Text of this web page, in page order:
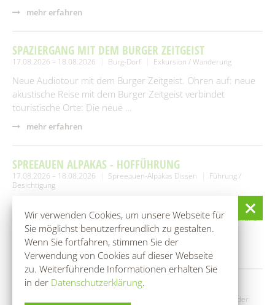
Wir verwenden Cookies, um unsere Webseite für
Sie möglichst benutzerfreundlich zu gestalten.
Wenn Sie fortfahren, stimmen Sie der
Verwendung von Cookies auf dieser Webseite
zu. Weiterführende Informationen erhalten Sie
in der Datenschutzerklärung.
mehr erfahren
SPAZIERGANG MIT DEM BURGER ZEITGEIST
17.08.2026 – 18.08.2026 Burg-Dorf Exkursion / Wanderung
Neue Audiotour mit dem Burger Zeitgeist. Ohren auf: neue
akustische Reise mit dem Burger Zeitgeist verbindet
touristische Orte: Die neue …
mehr erfahren
SPREEAUEN ALPAKAS - HOFFÜHRUNG
17.08.2026 – 18.08.2026 Spreeauen-Alpakas Dissen
Führung /
Besichtigung
Wir vermitteln auf der ca. einstündigen Tour über unseren
Hof Wissenswertes rund um Alpakas und die anderen Tiere
des Hofes. …
mehr erfahren
BOGENKINO SPREEWALD
Kinder